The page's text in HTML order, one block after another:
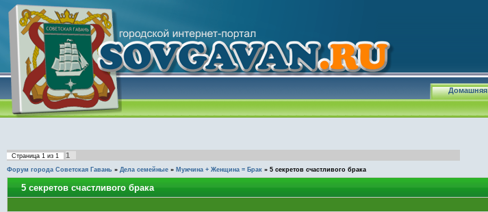
Домашняя
Страница 1 из 1 1
Форум города Советская Гавань » Дела семейные » Мужчина + Женщина = Брак » 5 cекретов cчастливого брака
5 cекретов cчастливого брака